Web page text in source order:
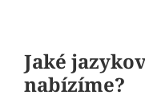
Jaké
nabízíme?